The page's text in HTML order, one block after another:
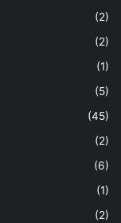
(2)
(2)
(1)
(5)
(45)
(2)
(6)
(1)
(2)